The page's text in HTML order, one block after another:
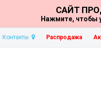
САЙТ
Нажмите, чтобы
Контакты Распродажа